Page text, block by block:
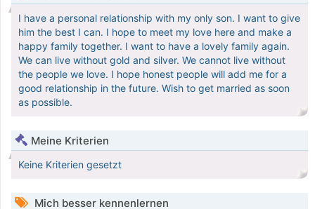
I have a personal relationship with my only son. I want to give
him the best I can. I hope to meet my love here and make a
happy family together. I want to have a lovely family again.
We can live without gold and silver. We cannot live without
the people we love. I hope honest people will add me for a
good relationship in the future. Wish to get married as soon
as possible.
Meine Kriterien
Keine Kriterien gesetzt
Mich besser kennenlernen